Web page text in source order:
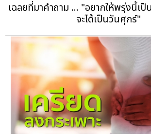
เฉลยที่มาคำถาม ... "อยากให้พรุ่งนี้เ
จะได้เป็นวันศุกร์"